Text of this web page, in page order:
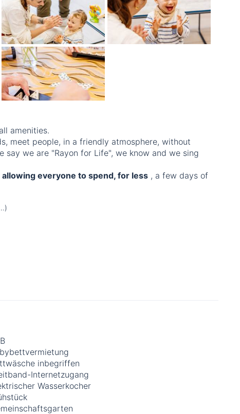
amenities.
meet people, in a friendly atmosphere, without
we are "Rayon for Life", we know and we sing
allowing everyone to spend, for less , a few days of
inbegriffen
Internetzugang
Wasserkocher